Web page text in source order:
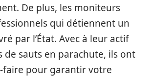
De plus, les moniteurs
qui détiennent un
par l’État. Avec à leur actif
de sauts en parachute, ils ont
faire pour garantir votre